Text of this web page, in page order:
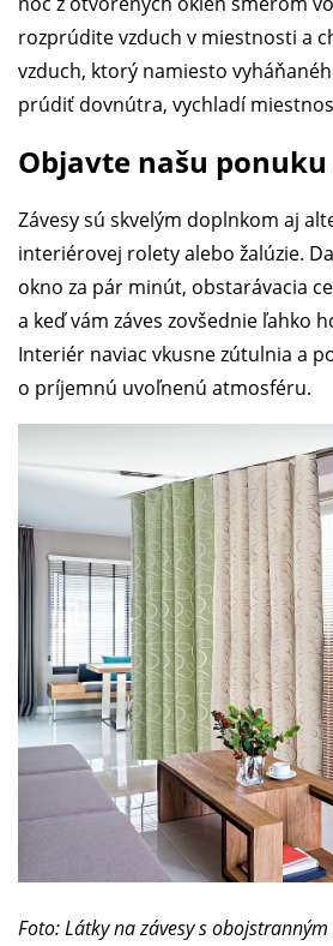
rozprúdite vzduch v miestnosti a
vzduch, ktorý namiesto
prúdiť dovnútra, vychladí
Objavte našu ponuku
Závesy sú skvelým doplnkom aj
interiérovej rolety alebo žalúzie.
okno za pár minút, obstarávacia
a keď vám záves zovšednie ľahko
Interiér naviac vkusne zútulnia a
o príjemnú uvoľnenú atmosféru.
Foto: Látky na závesy s